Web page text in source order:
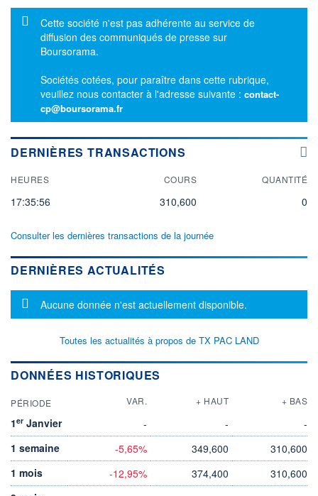
Message d'information
Cette société n'est pas adhérente au service de
diffusion des communiqués de presse sur
Boursorama.
Sociétés cotées, pour paraître dans cette rubrique,
veuillez nous contacter à l'adresse suivante : contact-
cp@boursorama.fr
DERNIÈRES TRANSACTIONS
HEURES COURS QUANTITÉ
17:35:56 310,600 0
Consulter les dernières transactions de la journée
DERNIÈRES ACTUALITÉS
Message d'information
Aucune donnée n'est actuellement disponible.
Toutes les actualités à propos de TX PAC LAND
DONNÉES HISTORIQUES
PÉRIODE VAR. + HAUT + BAS
1er Janvier - -
-
1 semaine
-5,65% 349,600
310,600
1 mois
-12,95% 374,400
310,600